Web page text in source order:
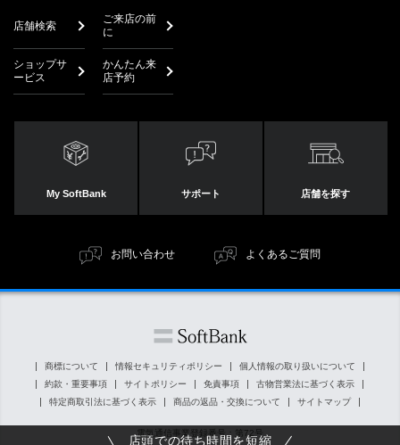
店頭での待ち時間を短縮
店舗検索
ご来店の前
に
ショップサ
ービス
かんたん来
店予約
My SoftBank サポート 店舗を探す
お問い合わせ よくあるご質問
商標について 情報セキュリティポリシー
個人情報の取り扱いについて
約款・重要事項
サイトポリシー 免責事項
古物営業法に基づく表示
特定商取引法に基づく表示
商品の返品・交換について サイトマップ
電気通信事業登録番号：第72号